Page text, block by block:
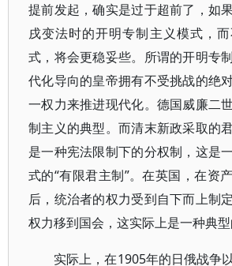
提前发起，确实是过于超前了，如
戌变法时的开明专制主义模式，
式，将会更稳妥些。所谓的开明专
代化导向的皇帝拥有不受挑战的绝
一权力来推进现代化。德国威廉二
制主义的典型。而清末新政采取的
是一种宪法限制下的分权制，这是
式的“有限君主制”。在英国，在资
后，统治者的权力受到自下而上制
权力移到国会，这实际上是一种典型
实际上，在1905年的日俄战争